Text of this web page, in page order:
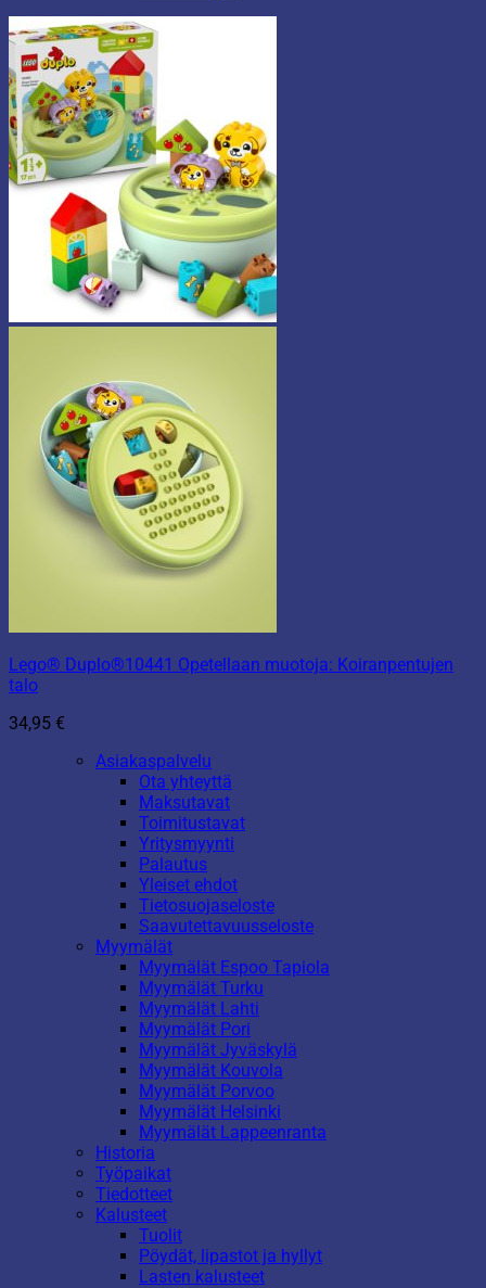
Lego® Duplo®10441 Opetellaan muotoja: Koiranpentujen
talo
34,95 €
Asiakaspalvelu
Ota yhteyttä
Maksutavat
Toimitustavat
Yritysmyynti
Palautus
Yleiset ehdot
Tietosuojaseloste
Saavutettavuusseloste
Myymälät
Myymälät Espoo Tapiola
Myymälät Turku
Myymälät Lahti
Myymälät Pori
Myymälät Jyväskylä
Myymälät Kouvola
Myymälät Porvoo
Myymälät Helsinki
Myymälät Lappeenranta
Historia
Työpaikat
Tiedotteet
Kalusteet
Tuolit
Pöydät, lipastot ja hyllyt
Lasten kalusteet